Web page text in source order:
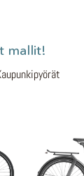
mallit!